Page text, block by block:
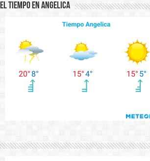
El Tiempo en Angelica